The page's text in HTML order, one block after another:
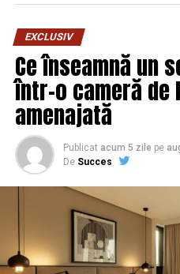
EXCLUSIV
Ce înseamnă un
într-o cameră de
amenajată
Publicat acum 5 zile pe
De Succes